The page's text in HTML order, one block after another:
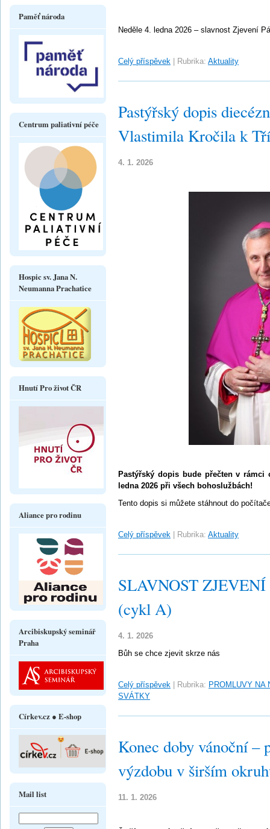
Neděle 4. ledna 2026 – slavnost Zjevení
Celý příspěvek Rubrika: Aktuality
Pastýřský dopis
Vlastimila Kročila k
4. 1. 2026
Pastýřský dopis bude přečten v
ledna 2026 při všech bohoslužbách!
Tento dopis si můžete stáhnout do
Celý příspěvek Rubrika: Aktuality
SLAVNOST
(cykl A)
4. 1. 2026
Bůh se chce zjevit skrze nás
Celý příspěvek Rubrika: PROMLUVY NA
SVÁTKY
Konec doby vánoční –
výzdobu v širším
11. 1. 2026
Paměť národa
Centrum paliativní péče
Hospic sv. Jana N.
Neumanna Prachatice
Hnutí Pro život ČR
Aliance pro rodinu
Arcibiskupský seminář
Praha
Církev.cz ● E-shop
Mail list